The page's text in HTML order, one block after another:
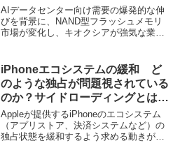
AIデータセンター向け需要の爆発的な伸
びを背景に、NAND型フラッシュメモリ
市場が変化し、キオクシアが強気な業績
はなにかを知ることができます。
iPhoneエコシステムの緩和 ど
のような独占が問題視されている
のか？サイドローディングとは何
か？
Appleが提供するiPhoneのエコシステム
（アプリストア、決済システムなど）の
独占状態を緩和するよう求める動きが広